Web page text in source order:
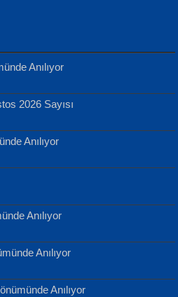
Anılıyor
2026 Sayısı
Anılıyor
Anılıyor
Anılıyor
Anılıyor